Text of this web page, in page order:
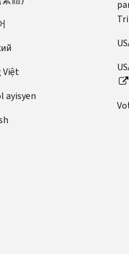
Việt
ayisyen